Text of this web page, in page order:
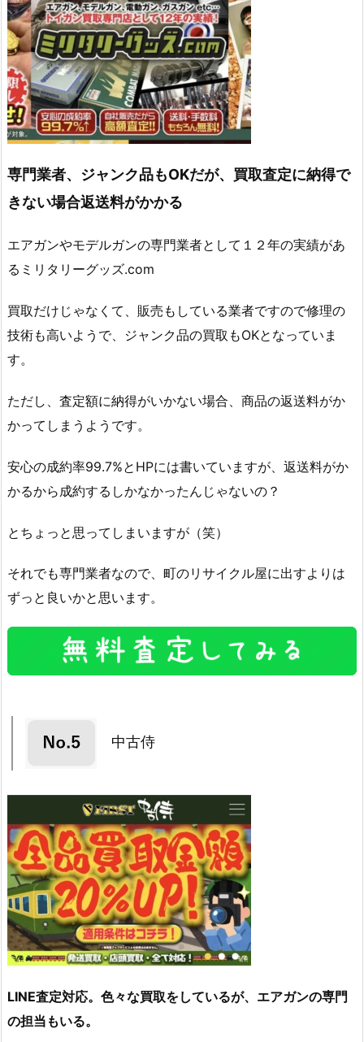
専門業者、ジャンク品もOKだが、買取査定に納得で
きない場合返送料がかかる
エアガンやモデルガンの専門業者として１２年の実績があ
るミリタリーグッズ.com
買取だけじゃなくて、販売もしている業者ですので修理の
技術も高いようで、ジャンク品の買取もOKとなっていま
す。
ただし、査定額に納得がいかない場合、商品の返送料がか
かってしまうようです。
安心の成約率99.7%とHPには書いていますが、返送料がか
かるから成約するしかなかったんじゃないの？
とちょっと思ってしまいますが（笑）
それでも専門業者なので、町のリサイクル屋に出すよりは
ずっと良いかと思います。
中古侍
LINE査定対応。色々な買取をしているが、エアガンの専門
の担当もいる。